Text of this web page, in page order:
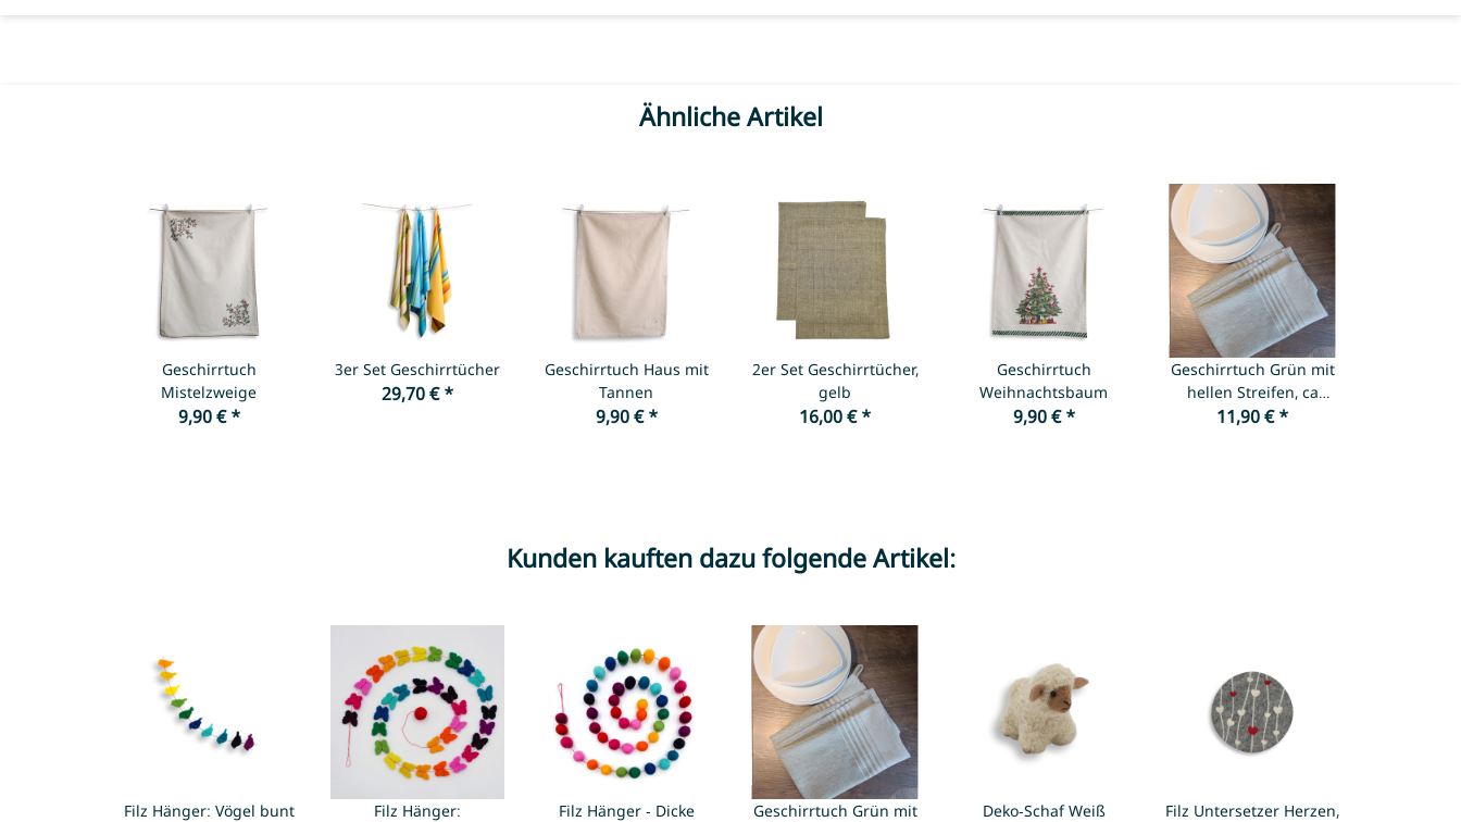
Ähnliche Artikel
Geschirrtuch
Mistelzweige
9,90 €*
3er Set Geschirrtücher
29,70 €*
Geschirrtuch Haus mit
Tannen
9,90 €*
2er Set Geschirrtücher,
gelb
16,00 €*
Geschirrtuch
Weihnachtsbaum
9,90 €*
Geschirrtuch Grün mit
hellen Streifen, ca
50x65 cm, Baumwolle
11,90 €*
Kunden kauften dazu folgende Artikel:
Filz Hänger: Vögel bunt
Filz Hänger:
Filz Hänger - Dicke
Geschirrtuch Grün mit
Deko-Schaf Weiß
Filz Untersetzer Herzen,